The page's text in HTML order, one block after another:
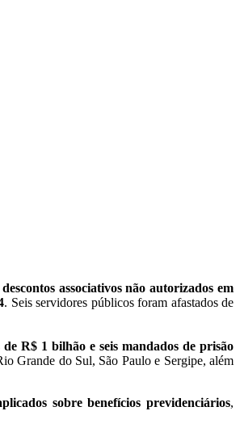
associativos não autorizados em
. Seis servidores públicos foram afastados de
R$ 1 bilhão e seis mandados de prisão
Grande do Sul, São Paulo e Sergipe, além
sobre benefícios previdenciários,